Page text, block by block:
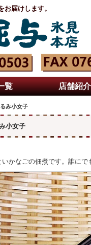
届けします。
覧 店舗紹介
るみ小女子
小女子
いかなごの佃煮です。誰に